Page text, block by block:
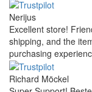
Tu pregunta
Añadir una pregunta
Opiniones de